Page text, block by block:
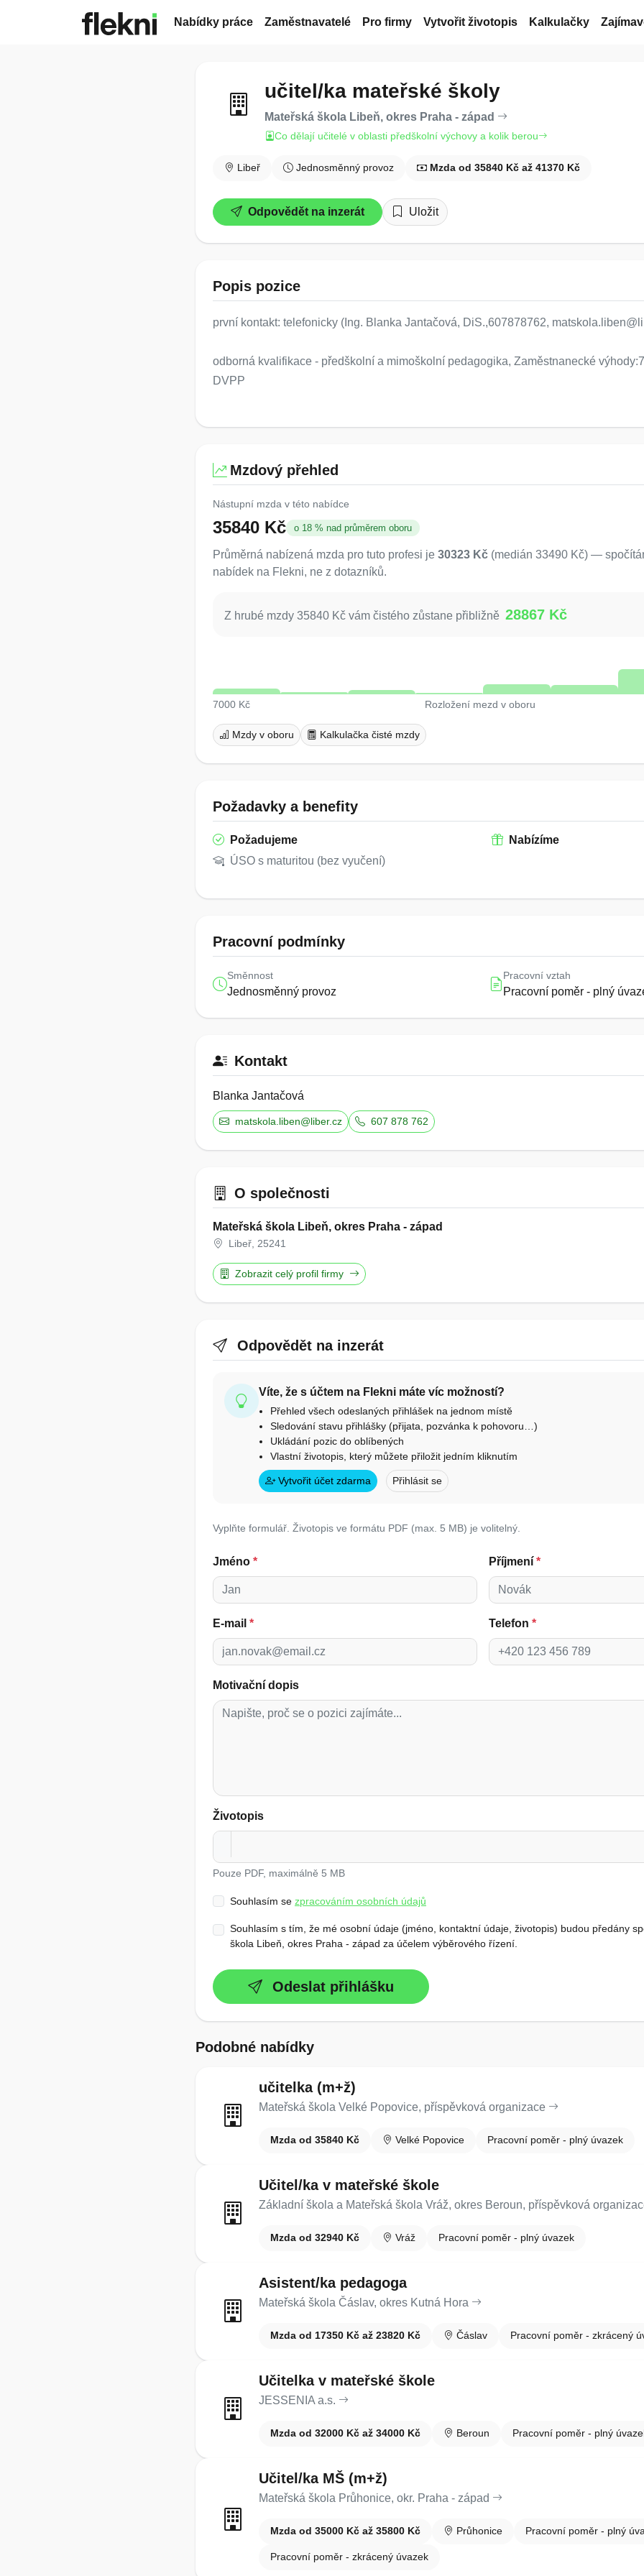
Nabídky práce Zaměstnavatelé Pro firmy Vytvořit životopis Kalkulačky
učitel/ka mateřské školy
Mateřská škola Libeň, okres Praha - západ
Co dělají učitelé v oblasti předškolní výchovy a kolik berou
Libeř Jednosměnný provoz Mzda od 35840 Kč až 41370 Kč
Odpovědět na inzerát Uložit
Popis pozice
první kontakt: telefonicky (Ing. Blanka Jantačová, DiS.,607878762,
odborná kvalifikace - předškolní a mimoškolní pedagogika, Zaměstnanecké
DVPP
Mzdový přehled
Nástupní mzda v této nabídce
35840 Kč o 18 % nad průměrem oboru
Průměrná nabízená mzda pro tuto profesi je 30323 Kč (medián 33490 Kč) —
nabídek na Flekni, ne z dotazníků.
Z hrubé mzdy 35840 Kč vám čistého zůstane přibližně 28867 Kč
7000 Kč Rozložení mezd v oboru
Mzdy v oboru Kalkulačka čisté mzdy
Požadavky a benefity
Požadujeme
ÚSO s maturitou (bez vyučení)
Nabízíme
Pracovní podmínky
Směnnost
Jednosměnný provoz
Pracovní vztah
Pracovní poměr - plný
Kontakt
Blanka Jantačová
matskola.liben@liber.cz 607 878 762
O společnosti
Mateřská škola Libeň, okres Praha - západ
Libeř, 25241
Zobrazit celý profil firmy
Odpovědět na inzerát
Víte, že s účtem na Flekni máte víc možností?
Přehled všech odeslaných přihlášek na jednom místě
Sledování stavu přihlášky (přijata, pozvánka k pohovoru…)
Ukládání pozic do oblíbených
Vlastní životopis, který můžete přiložit jedním kliknutím
Vytvořit účet zdarma Přihlásit se
Vyplňte formulář. Životopis ve formátu PDF (max. 5 MB) je volitelný.
Jméno * Příjmení *
E-mail * Telefon *
Motivační dopis
Životopis
Pouze PDF, maximálně 5 MB
Souhlasím se zpracováním osobních údajů
Souhlasím s tím, že mé osobní údaje (jméno, kontaktní údaje, životopis) budou předány
škola Libeň, okres Praha - západ za účelem výběrového řízení.
Odeslat přihlášku
Podobné nabídky
učitelka (m+ž)
Mateřská škola Velké Popovice, příspěvková organizace
Mzda od 35840 Kč Velké Popovice Pracovní poměr - plný úvazek
Učitel/ka v mateřské škole
Základní škola a Mateřská škola Vráž, okres Beroun, příspěvková
Mzda od 32940 Kč Vráž Pracovní poměr - plný úvazek
Asistent/ka pedagoga
Mateřská škola Čáslav, okres Kutná Hora
Mzda od 17350 Kč až 23820 Kč Čáslav Pracovní poměr - zkrácený
Učitelka v mateřské škole
JESSENIA a.s.
Mzda od 32000 Kč až 34000 Kč Beroun Pracovní poměr - plný
Učitel/ka MŠ (m+ž)
Mateřská škola Průhonice, okr. Praha - západ
Mzda od 35000 Kč až 35800 Kč Průhonice Pracovní poměr - plný
Pracovní poměr - zkrácený úvazek